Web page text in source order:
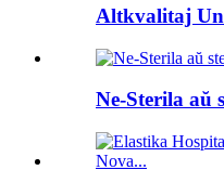
Altkvalitaj
Ne-Sterila aŭ